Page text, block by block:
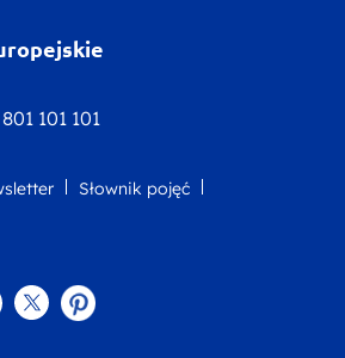
101 101
Słownik pojęć
LinkedintwitterPinterest